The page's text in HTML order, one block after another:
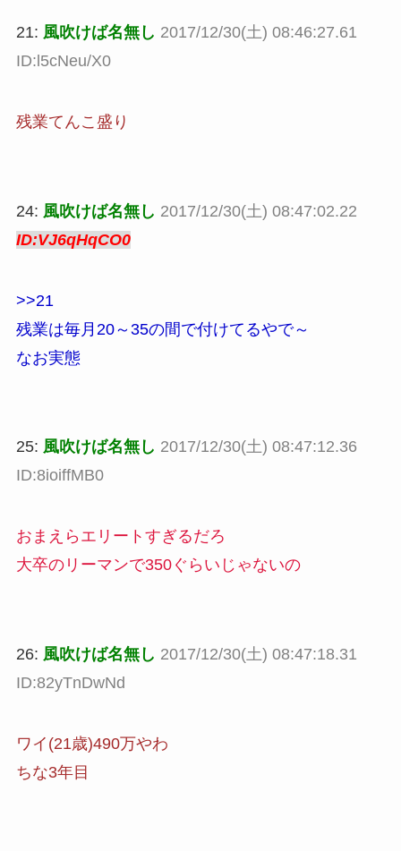
21: 風吹けば名無し 2017/12/30(土) 08:46:27.61
ID:l5cNeu/X0
残業てんこ盛り
24: 風吹けば名無し 2017/12/30(土) 08:47:02.22
ID:VJ6qHqCO0
>>21
残業は毎月20～35の間で付けてるやで～
なお実態
25: 風吹けば名無し 2017/12/30(土) 08:47:12.36
ID:8ioiffMB0
おまえらエリートすぎるだろ
大卒のリーマンで350ぐらいじゃないの
26: 風吹けば名無し 2017/12/30(土) 08:47:18.31
ID:82yTnDwNd
ワイ(21歳)490万やわ
ちな3年目